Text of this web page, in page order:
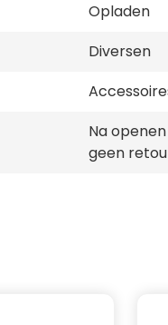
Opladen
Diversen
Na
geen